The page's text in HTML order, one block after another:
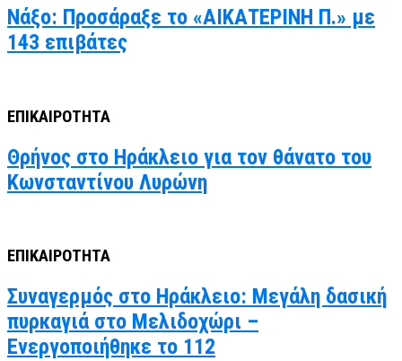
Νάξο: Προσάραξε το «ΑΙΚΑΤΕΡΙΝΗ Π.» με
143 επιβάτες
ΕΠΙΚΑΙΡΟΤΗΤΑ
Θρήνος στο Ηράκλειο για τον θάνατο του
Κωνσταντίνου Λυρώνη
ΕΠΙΚΑΙΡΟΤΗΤΑ
Συναγερμός στο Ηράκλειο: Μεγάλη δασική
πυρκαγιά στο Μελιδοχώρι –
Ενεργοποιήθηκε το 112